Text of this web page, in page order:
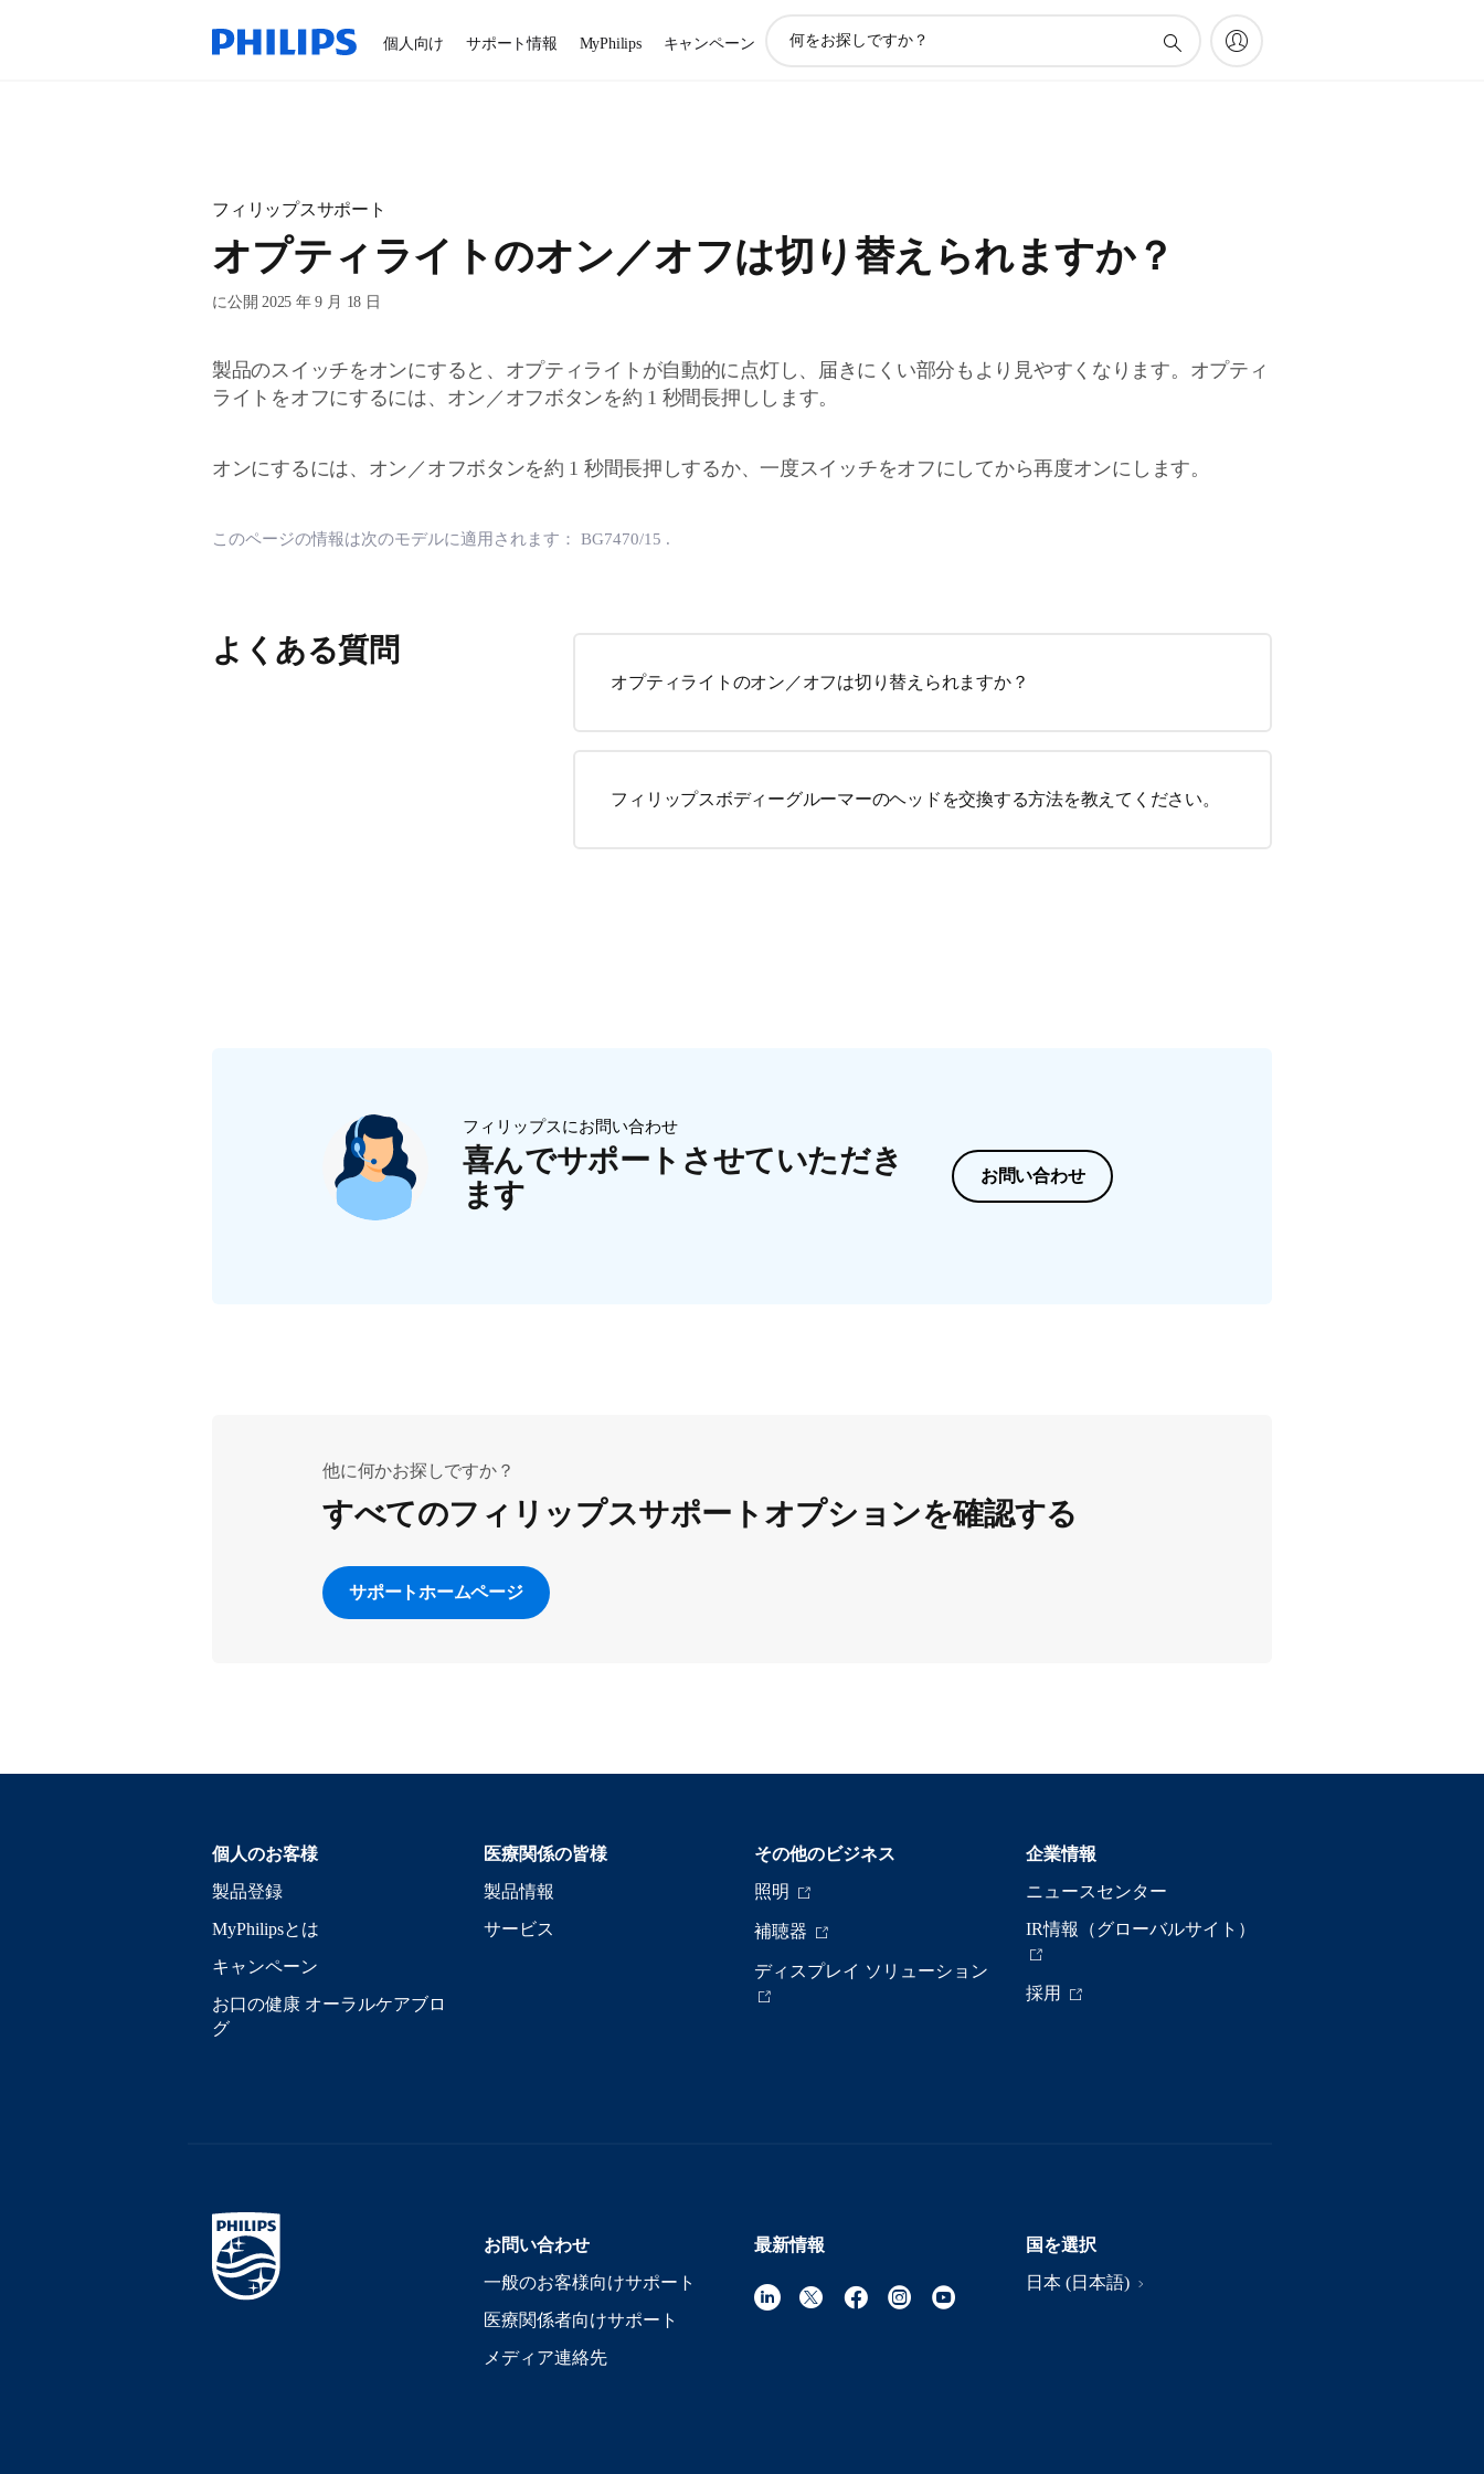
個人向け サポート情報 MyPhilips キャンペーン
索
フィリップスサポート
オプティライトのオン／オフは切り替えられますか？
に公開 2025 年 9 月 18 日
製品のスイッチをオンにすると、オプティライトが自動的に点灯し、届きにくい部分もより見やすくなります。オプティ
ライトをオフにするには、オン／オフボタンを約 1 秒間長押しします。
オンにするには、オン／オフボタンを約 1 秒間長押しするか、一度スイッチをオフにしてから再度オンにします。
このページの情報は次のモデルに適用されます： BG7470/15 .
よくある質問
オプティライトのオン／オフは切り替えられますか？
フィリップスボディーグルーマーのヘッドを交換する方法を教えてください。
フィリップスにお問い合わせ
喜んでサポートさせていただき
ます
お問い合わせ
他に何かお探しですか？
すべてのフィリップスサポートオプションを確認する
サポートホームページ
個人のお客様
製品登録
MyPhilipsとは
キャンペーン
お口の健康 オーラルケアブロ
グ
医療関係の皆様
製品情報
サービス
その他のビジネス
照明
補聴器
ディスプレイ ソリューション
企業情報
ニュースセンター
IR情報（グローバルサイト）
採用
お問い合わせ
一般のお客様向けサポート
医療関係者向けサポート
メディア連絡先
最新情報
国を選択
日本 (日本語)